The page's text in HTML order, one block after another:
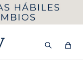
MI CUENTA